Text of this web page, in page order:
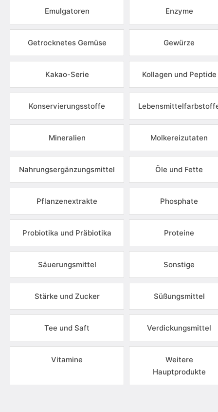
Emulgatoren Enzyme
Getrocknetes Gemüse Gewürze
Kakao-Serie Kollagen und Peptide
Konservierungsstoffe
Mineralien Molkereizutaten
Nahrungsergänzungsmittel Öle und Fette
Pflanzenextrakte Phosphate
Probiotika und Präbiotika Proteine
Säuerungsmittel Sonstige
Stärke und Zucker Süßungsmittel
Tee und Saft Verdickungsmittel
Vitamine
Weitere
Hauptprodukte